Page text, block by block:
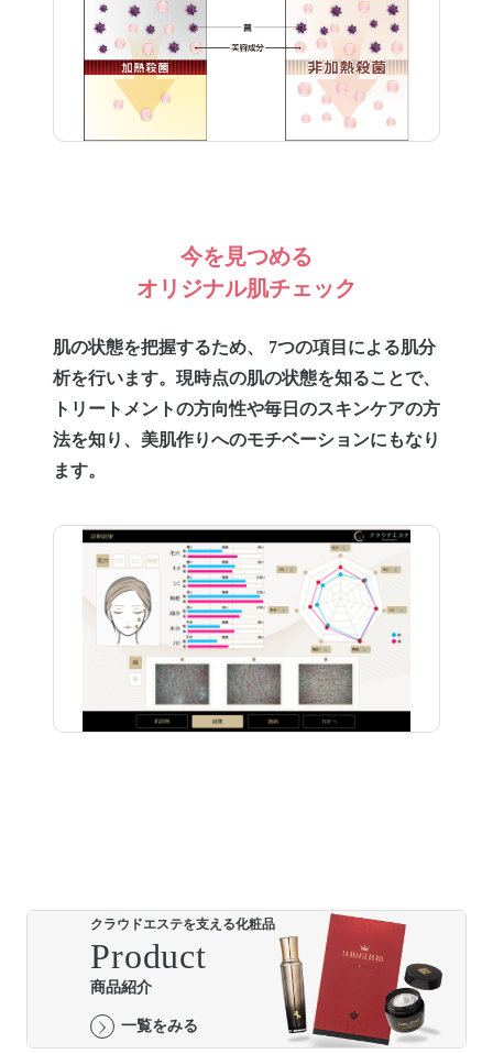
今を見つめる
オリジナル肌チェック
肌の状態を把握するため、 7つの項目による肌分
析を行います。現時点の肌の状態を知ることで、
トリートメントの方向性や毎日のスキンケアの方
法を知り、美肌作りへのモチベーションにもなり
ます。
クラウドエステを支える化粧品
Product
商品紹介
一覧をみる